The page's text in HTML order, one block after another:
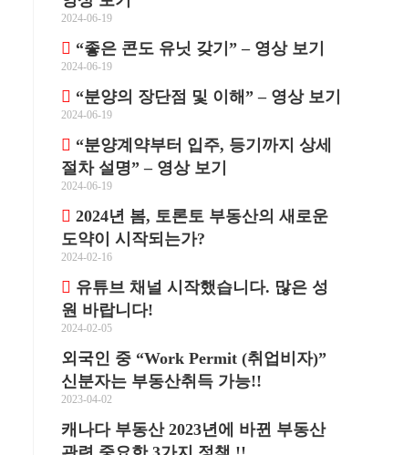
2024-06-19
“좋은 콘도 유닛 갖기” – 영상 보기
2024-06-19
“분양의 장단점 및 이해” – 영상 보기
2024-06-19
“분양계약부터 입주, 등기까지 상세
절차 설명” – 영상 보기
2024-06-19
2024년 봄, 토론토 부동산의 새로운
도약이 시작되는가?
2024-02-16
유튜브 채널 시작했습니다. 많은 성
원 바랍니다!
2024-02-05
외국인 중 “Work Permit (취업비자)”
신분자는 부동산취득 가능!!
2023-04-02
캐나다 부동산 2023년에 바뀐 부동산